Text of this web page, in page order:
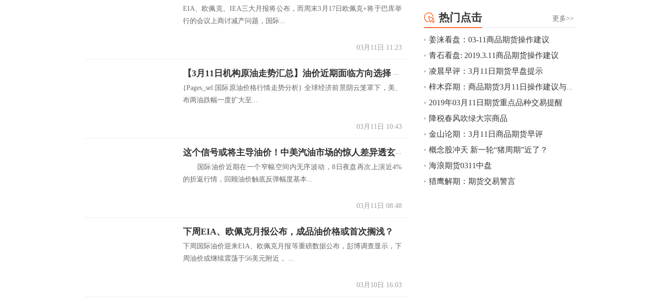
EIA、欧佩克、IEA三大月报将公布，而周末3月17日欧佩克+将于巴库举
行的会议上商讨减产问题，国际...
03月11日 11:23
【3月11日机构原油走势汇总】油价近期面临方向选择 今日油价多少钱一桶？
{Pages_sel:国际原油价格行情走势分析} 全球经济前景阴云笼罩下，美、
布两油跌幅一度扩大至...
03月11日 10:43
这个信号或将主导油价！中美汽油市场的惊人差异透玄机
国际油价近期在一个窄幅空间内无序波动，8日夜盘再次上演近4%
的折返行情，回顾油价触底反弹幅度基本...
03月11日 08:48
下周EIA、欧佩克月报公布，成品油价格或首次搁浅？
下周国际油价迎来EIA、欧佩克月报等重磅数据公布，彭博调查显示，下
周油价或继续震荡于56美元附近， ...
03月10日 16:03
幅扩大至4.4%。
10:43
【行情】芝加哥11月大豆期货跌0.4%，12
月玉米期货跌1%。
10:43
【行情】油脂油料期货表现抢眼，豆二期
2.5%，棕榈油涨近2%，菜粕涨1.54%。
10:17
【研报精选】国内期货机构对8月5日的原
油期货走势预测
更多>>
热门点击
姜涞看盘：03-11商品期货操作建议
青石看盘: 2019.3.11商品期货操作建议
凌晨早评：3月11日期货早盘提示
梓木弈期：商品期货3月11日操作建议与重点品种推荐
2019年03月11日期货重点品种交易提醒
降税春风吹绿大宗商品
金山论期：3月11日商品期货早评
概念股冲天 新一轮“猪周期”近了？
海浪期货0311中盘
猎鹰解期：期货交易警言